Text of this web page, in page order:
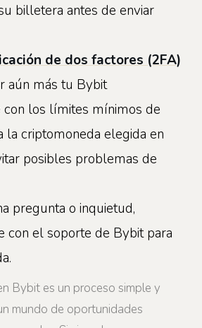
billetera antes de enviar
de dos factores (2FA)
aún más tu Bybit
con los límites mínimos de
la criptomoneda elegida en
posibles problemas de
pregunta o inquietud,
con el soporte de Bybit para
Bybit es un proceso simple y
mundo de oportunidades